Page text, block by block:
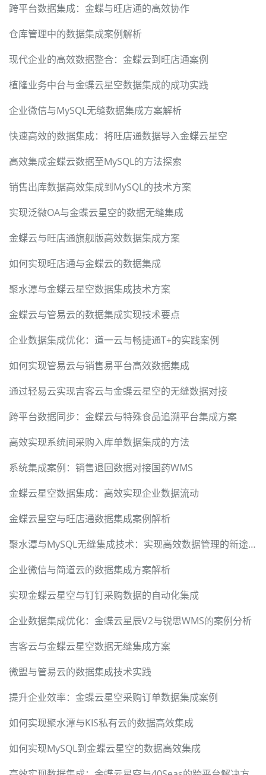
跨平台数据集成：金蝶与旺店通的高效协作
仓库管理中的数据集成案例解析
现代企业的高效数据整合：金蝶云到旺店通案例
植隆业务中台与金蝶云星空数据集成的成功实践
企业微信与MySQL无缝数据集成方案解析
快速高效的数据集成：将旺店通数据导入金蝶云星空
高效集成金蝶云数据至MySQL的方法探索
销售出库数据高效集成到MySQL的技术方案
实现泛微OA与金蝶云星空的数据无缝集成
金蝶云与旺店通旗舰版高效数据集成方案
如何实现旺店通与金蝶云的数据集成
聚水潭与金蝶云星空数据集成技术方案
金蝶云与管易云的数据集成实现技术要点
企业数据集成优化：道一云与畅捷通T+的实践案例
如何实现管易云与销售易平台高效数据集成
通过轻易云实现吉客云与金蝶云星空的无缝数据对接
跨平台数据同步：金蝶云与特殊食品追溯平台集成方案
高效实现系统间采购入库单数据集成的方法
系统集成案例：销售退回数据对接国药WMS
金蝶云星空数据集成：高效实现企业数据流动
金蝶云星空与旺店通数据集成案例解析
聚水潭与MySQL无缝集成技术：实现高效数据管理的新途径
企业微信与简道云的数据集成方案解析
实现金蝶云星空与钉钉采购数据的自动化集成
企业数据集成优化：金蝶云星辰V2与锐思WMS的案例分析
吉客云与金蝶云星空数据无缝集成方案
微盟与管易云的数据集成技术实践
提升企业效率：金蝶云星空采购订单数据集成案例
如何实现聚水潭与KIS私有云的数据高效集成
如何实现MySQL到金蝶云星空的数据高效集成